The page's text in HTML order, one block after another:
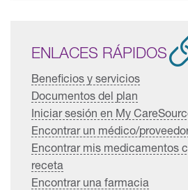
ENLACES RÁPIDOS
Beneficios y servicios
Documentos del plan
Iniciar sesión en My
Encontrar un médico/
Encontrar mis medicamentos
receta
Encontrar una farmacia